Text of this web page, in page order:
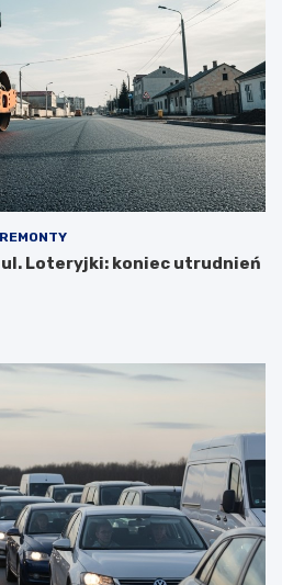
REMONTY
ul. Loteryjki: koniec utrudnień